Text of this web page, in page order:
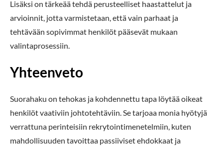
Lisäksi on tärkeää tehdä perusteelliset haastattelut ja
arvioinnit, jotta varmistetaan, että vain parhaat ja
tehtävään sopivimmat henkilöt pääsevät mukaan
valintaprosessiin.
Yhteenveto
Suorahaku on tehokas ja kohdennettu tapa löytää oikeat
henkilöt vaativiin johtotehtäviin. Se tarjoaa monia hyötyjä
verrattuna perinteisiin rekrytointimenetelmiin, kuten
mahdollisuuden tavoittaa passiiviset ehdokkaat ja